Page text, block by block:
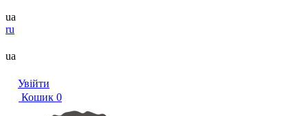
ua
ru
ua
Увійти
Кошик 0